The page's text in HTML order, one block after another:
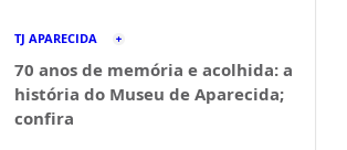
TJ APARECIDA
70 anos de memória e acolhida: a
história do Museu de Aparecida;
confira